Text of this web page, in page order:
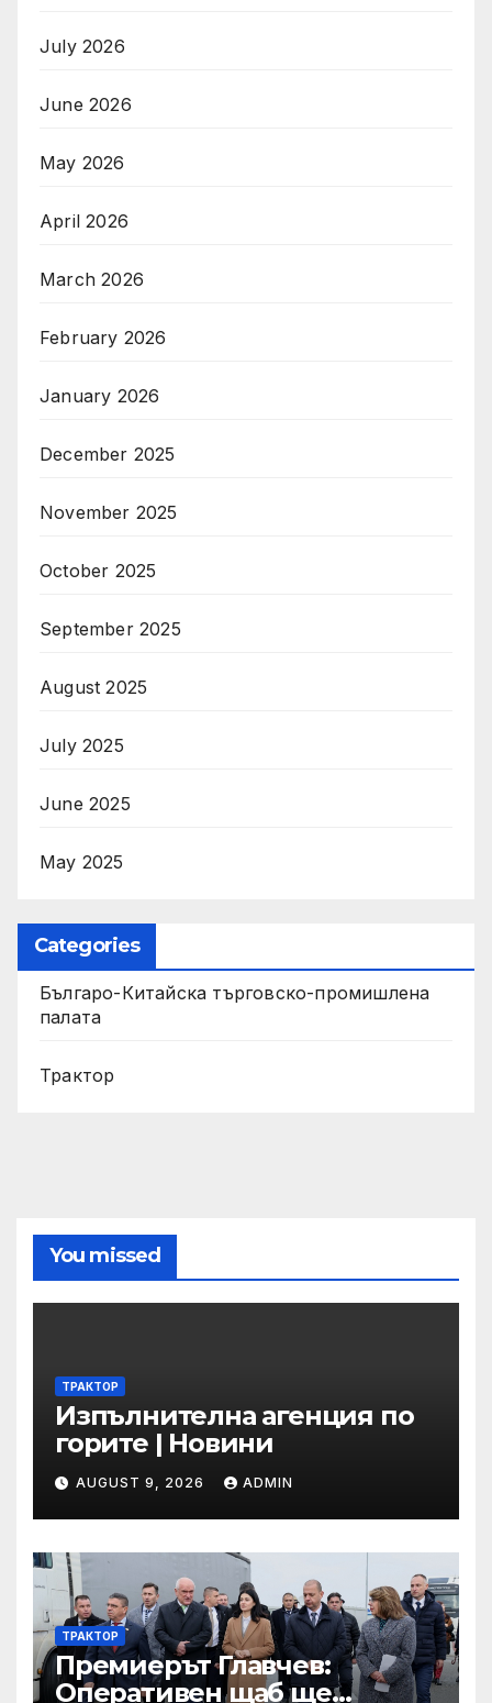
July 2026
June 2026
May 2026
April 2026
March 2026
February 2026
January 2026
December 2025
November 2025
October 2025
September 2025
August 2025
July 2025
June 2025
May 2025
Categories
Българо-Китайска търговско-промишлена
палата
Трактор
You missed
ТРАКТОР
Изпълнителна агенция по
горите | Новини
AUGUST 9, 2026 ADMIN
ТРАКТОР
Премиерът Главчев:
Оперативен щаб ще